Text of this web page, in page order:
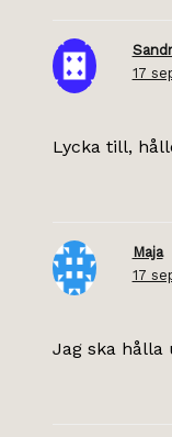
17
Lycka till,
Maja
17
Jag ska hålla